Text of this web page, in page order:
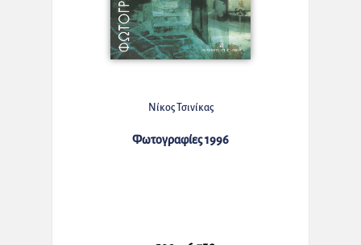
Νίκος Τσινίκας
Φωτογραφίες 1996